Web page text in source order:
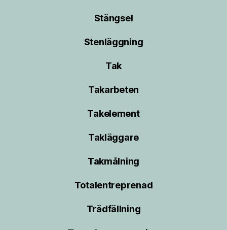
Stängsel
Stenläggning
Tak
Takarbeten
Takelement
Takläggare
Takmålning
Totalentreprenad
Trädfällning